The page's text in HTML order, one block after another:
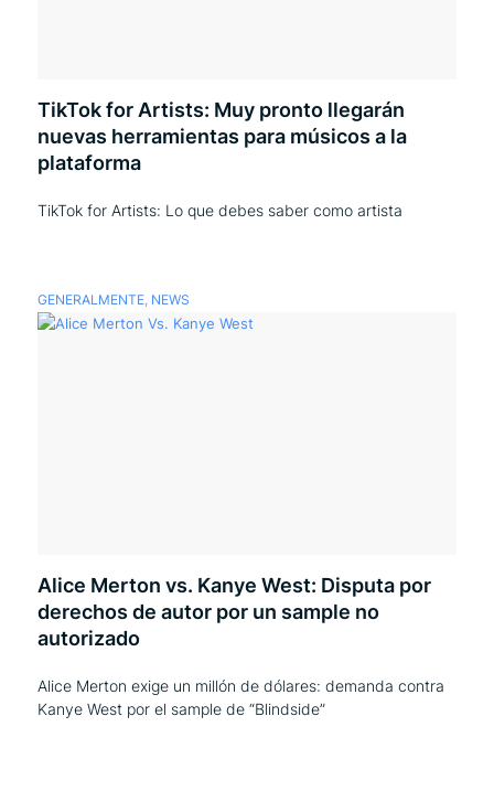
TikTok for Artists: Muy pronto llegarán
nuevas herramientas para músicos a la
plataforma
TikTok for Artists: Lo que debes saber como artista
GENERALMENTE, NEWS
Alice Merton vs. Kanye West: Disputa por
derechos de autor por un sample no
autorizado
Alice Merton exige un millón de dólares: demanda contra
Kanye West por el sample de “Blindside”